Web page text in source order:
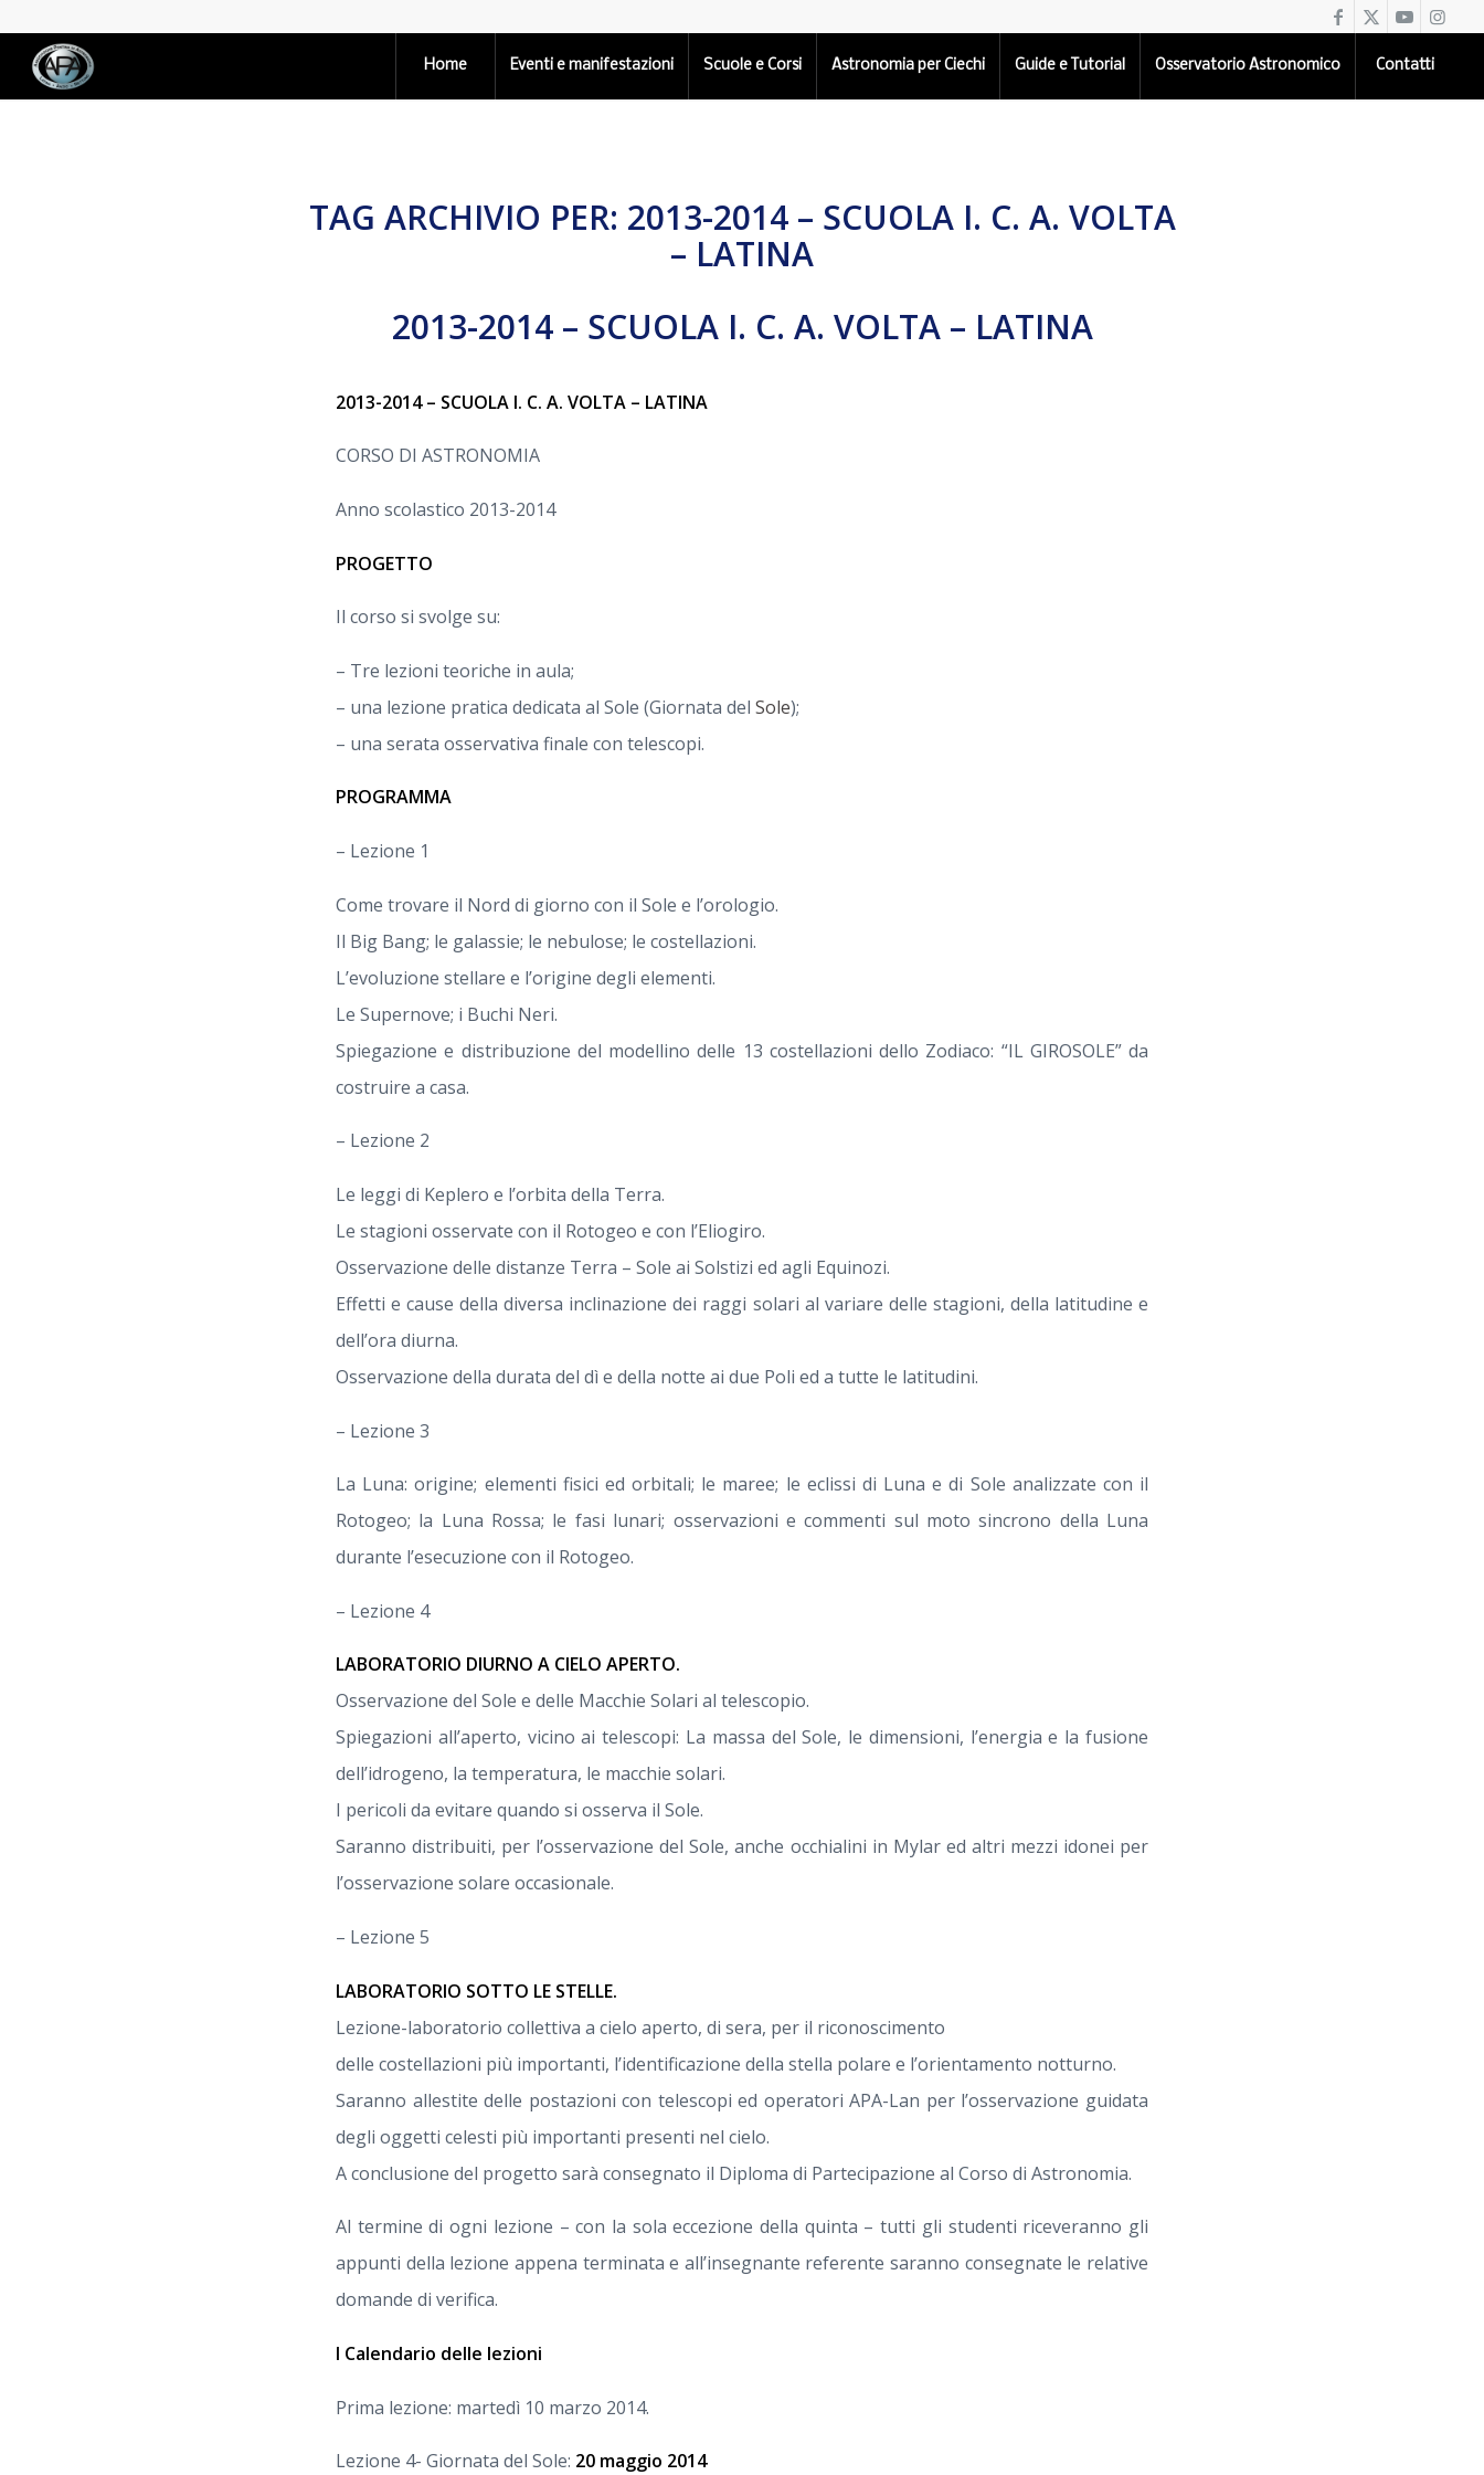
Home Eventi e manifestazioni Scuole e Corsi Astronomia per Ciechi Guide e Tutorial Osservatorio Astronomico Contatti
TAG ARCHIVIO PER: 2013-2014 – SCUOLA I. C. A. VOLTA
– LATINA
2013-2014 – SCUOLA I. C. A. VOLTA – LATINA
2013-2014 – SCUOLA I. C. A. VOLTA – LATINA
CORSO DI ASTRONOMIA
Anno scolastico 2013-2014
PROGETTO
Il corso si svolge su:
– Tre lezioni teoriche in aula;
– una lezione pratica dedicata al Sole (Giornata del Sole);
– una serata osservativa finale con telescopi.
PROGRAMMA
– Lezione 1
Come trovare il Nord di giorno con il Sole e l’orologio.
Il Big Bang; le galassie; le nebulose; le costellazioni.
L’evoluzione stellare e l’origine degli elementi.
Le Supernove; i Buchi Neri.
Spiegazione e distribuzione del modellino delle 13 costellazioni dello Zodiaco: “IL GIROSOLE” da
costruire a casa.
– Lezione 2
Le leggi di Keplero e l’orbita della Terra.
Le stagioni osservate con il Rotogeo e con l’Eliogiro.
Osservazione delle distanze Terra – Sole ai Solstizi ed agli Equinozi.
Effetti e cause della diversa inclinazione dei raggi solari al variare delle stagioni, della latitudine e
dell’ora diurna.
Osservazione della durata del dì e della notte ai due Poli ed a tutte le latitudini.
– Lezione 3
La Luna: origine; elementi fisici ed orbitali; le maree; le eclissi di Luna e di Sole analizzate con il
Rotogeo; la Luna Rossa; le fasi lunari; osservazioni e commenti sul moto sincrono della Luna
durante l’esecuzione con il Rotogeo.
– Lezione 4
LABORATORIO DIURNO A CIELO APERTO.
Osservazione del Sole e delle Macchie Solari al telescopio.
Spiegazioni all’aperto, vicino ai telescopi: La massa del Sole, le dimensioni, l’energia e la fusione
dell’idrogeno, la temperatura, le macchie solari.
I pericoli da evitare quando si osserva il Sole.
Saranno distribuiti, per l’osservazione del Sole, anche occhialini in Mylar ed altri mezzi idonei per
l’osservazione solare occasionale.
– Lezione 5
LABORATORIO SOTTO LE STELLE.
Lezione-laboratorio collettiva a cielo aperto, di sera, per il riconoscimento
delle costellazioni più importanti, l’identificazione della stella polare e l’orientamento notturno.
Saranno allestite delle postazioni con telescopi ed operatori APA-Lan per l’osservazione guidata
degli oggetti celesti più importanti presenti nel cielo.
A conclusione del progetto sarà consegnato il Diploma di Partecipazione al Corso di Astronomia.
Al termine di ogni lezione – con la sola eccezione della quinta – tutti gli studenti riceveranno gli
appunti della lezione appena terminata e all’insegnante referente saranno consegnate le relative
domande di verifica.
l Calendario delle lezioni
Prima lezione: martedì 10 marzo 2014.
Lezione 4- Giornata del Sole: 20 maggio 2014